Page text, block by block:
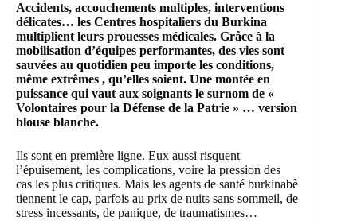
Accidents, accouchements multiples, interventions
délicates… les Centres hospitaliers du Burkina
multiplient leurs prouesses médicales. Grâce à la
mobilisation d’équipes performantes, des vies sont
sauvées au quotidien peu importe les conditions,
même extrêmes , qu’elles soient. Une montée en
puissance qui vaut aux soignants le surnom de «
Volontaires pour la Défense de la Patrie » … version
blouse blanche.
Ils sont en première ligne. Eux aussi risquent
l’épuisement, les complications, voire la pression des
cas les plus critiques. Mais les agents de santé burkinabè
tiennent le cap, parfois au prix de nuits sans sommeil, de
stress incessants, de panique, de traumatismes…